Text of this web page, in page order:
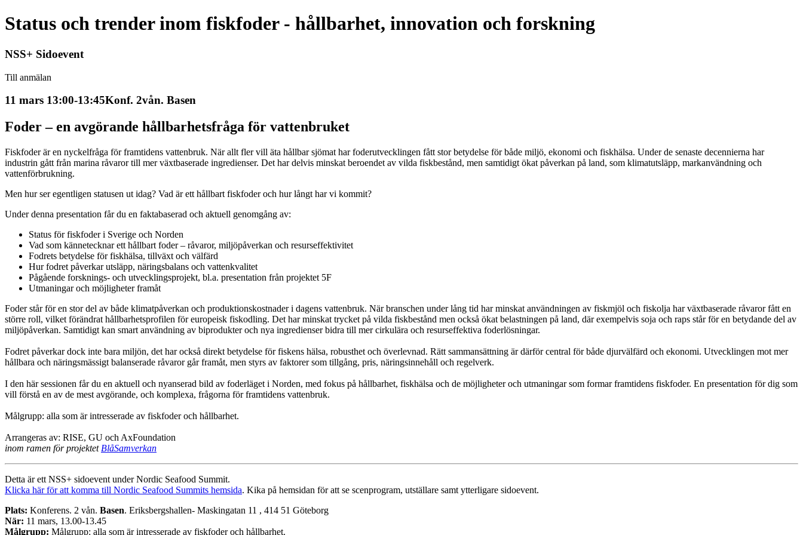
Status och trender inom fiskfoder - hållbarhet, innovation och forskning
NSS+ Sidoevent
Till anmälan
11 mars 13:00-13:45Konf. 2vån. Basen
Foder – en avgörande hållbarhetsfråga för vattenbruket
Fiskfoder är en nyckelfråga för framtidens vattenbruk. När allt fler vill äta hållbar sjömat har foderutvecklingen fått stor betydelse för både miljö, ekonomi och fiskhälsa. Under de senaste decennierna har
industrin gått från marina råvaror till mer växtbaserade ingredienser. Det har delvis minskat beroendet av vilda fiskbestånd, men samtidigt ökat påverkan på land, som klimatutsläpp, markanvändning och
vattenförbrukning.
Men hur ser egentligen statusen ut idag? Vad är ett hållbart fiskfoder och hur långt har vi kommit?
Under denna presentation får du en faktabaserad och aktuell genomgång av:
Status för fiskfoder i Sverige och Norden
Vad som kännetecknar ett hållbart foder – råvaror, miljöpåverkan och resurseffektivitet
Fodrets betydelse för fiskhälsa, tillväxt och välfärd
Hur fodret påverkar utsläpp, näringsbalans och vattenkvalitet
Pågående forsknings- och utvecklingsprojekt, bl.a. presentation från projektet 5F
Utmaningar och möjligheter framåt
Foder står för en stor del av både klimatpåverkan och produktionskostnader i dagens vattenbruk. När branschen under lång tid har minskat användningen av fiskmjöl och fiskolja har växtbaserade råvaror fått en
större roll, vilket förändrat hållbarhetsprofilen för europeisk fiskodling. Det har minskat trycket på vilda fiskbestånd men också ökat belastningen på land, där exempelvis soja och raps står för en betydande del av
miljöpåverkan. Samtidigt kan smart användning av biprodukter och nya ingredienser bidra till mer cirkulära och resurseffektiva foderlösningar.
Fodret påverkar dock inte bara miljön, det har också direkt betydelse för fiskens hälsa, robusthet och överlevnad. Rätt sammansättning är därför central för både djurvälfärd och ekonomi. Utvecklingen mot mer
hållbara och näringsmässigt balanserade råvaror går framåt, men styrs av faktorer som tillgång, pris, näringsinnehåll och regelverk.
I den här sessionen får du en aktuell och nyanserad bild av foderläget i Norden, med fokus på hållbarhet, fiskhälsa och de möjligheter och utmaningar som formar framtidens fiskfoder. En presentation för dig som
vill förstå en av de mest avgörande, och komplexa, frågorna för framtidens vattenbruk.
Målgrupp: alla som är intresserade av fiskfoder och hållbarhet.
Arrangeras av: RISE, GU och AxFoundation
inom ramen för projektet BlåSamverkan
Detta är ett NSS+ sidoevent under Nordic Seafood Summit.
Klicka här för att komma till Nordic Seafood Summits hemsida. Kika på hemsidan för att se scenprogram, utställare samt ytterligare sidoevent.
Plats: Konferens. 2 vån. Basen. Eriksbergshallen- Maskingatan 11 , 414 51 Göteborg
När: 11 mars, 13.00-13.45
Målgrupp: Målgrupp: alla som är intresserade av fiskfoder och hållbarhet.